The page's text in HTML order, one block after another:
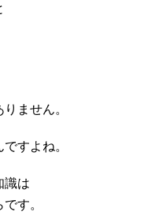
ません。
すよね。
識は
す。